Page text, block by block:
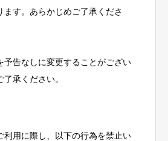
ます。あらかじめご了承くださ
予告なしに変更することがござい
承ください。
利用に際し、以下の行為を禁止い